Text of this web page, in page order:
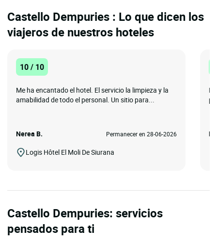
Castello Dempuries : Lo que dicen los
viajeros de nuestros hoteles
10 / 10
Me ha encantado el hotel. El servicio la limpieza y la
amabilidad de todo el personal. Un sitio para...
Nerea B. Permanecer en 28-06-2026
Logis Hôtel El Moli De Siurana
Castello Dempuries: servicios
pensados para ti